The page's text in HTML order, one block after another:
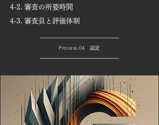
4-2. 審査の所要時間
4-3. 審査員と評価体制
Process.04 認定